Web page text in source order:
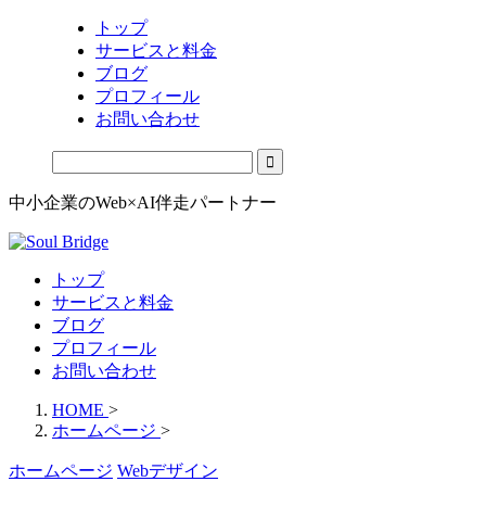
トップ
サービスと料金
ブログ
プロフィール
お問い合わせ
中小企業のWeb×AI伴走パートナー
トップ
サービスと料金
ブログ
プロフィール
お問い合わせ
HOME >
ホームページ >
ホームページ Webデザイン